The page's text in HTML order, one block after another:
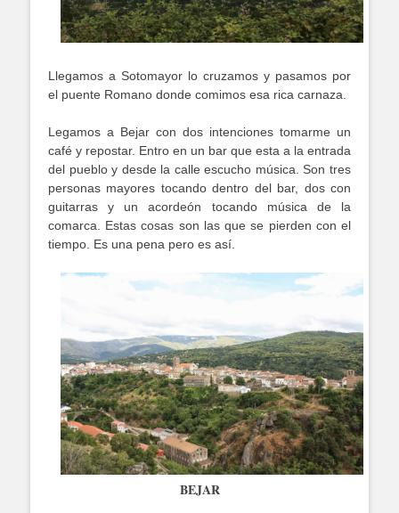
Llegamos a Sotomayor lo cruzamos y pasamos por
el puente Romano donde comimos esa rica carnaza.
Legamos a Bejar con dos intenciones tomarme un
café y repostar. Entro en un bar que esta a la entrada
del pueblo y desde la calle escucho música. Son tres
personas mayores tocando dentro del bar, dos con
guitarras y un acordeón tocando música de la
comarca. Estas cosas son las que se pierden con el
tiempo. Es una pena pero es así.
BEJAR